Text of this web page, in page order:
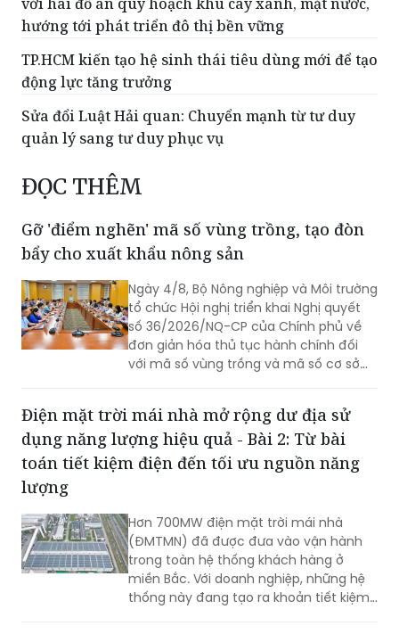
hướng tới phát triển đô thị bền vững
TP.HCM kiến tạo hệ sinh thái tiêu dùng mới để tạo
động lực tăng trưởng
Sửa đổi Luật Hải quan: Chuyển mạnh từ tư duy
quản lý sang tư duy phục vụ
ĐỌC THÊM
Gỡ 'điểm nghẽn' mã số vùng trồng, tạo đòn
bẩy cho xuất khẩu nông sản
Ngày 4/8, Bộ Nông nghiệp và Môi trường
tổ chức Hội nghị triển khai Nghị quyết
số 36/2026/NQ-CP của Chính phủ về
đơn giản hóa thủ tục hành chính đối
với mã số vùng trồng và mã số cơ sở
Điện mặt trời mái nhà mở rộng dư địa sử
dụng năng lượng hiệu quả - Bài 2: Từ bài
toán tiết kiệm điện đến tối ưu nguồn năng
lượng
Hơn 700MW điện mặt trời mái nhà
(ĐMTMN) đã được đưa vào vận hành
trong toàn hệ thống khách hàng ở
miền Bắc. Với doanh nghiệp, những hệ
thống này đang tạo ra khoản tiết kiệm